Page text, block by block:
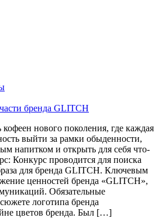
бренда GLITCH
нового поколения, где каждая
выйти за рамки обыденности,
напитком и открыть для себя что-
Конкурс проводится для поиска
для бренда GLITCH. Ключевым
ценностей бренда «GLITCH»,
Обязательные
логотипа бренда
цветов бренда. Был […]